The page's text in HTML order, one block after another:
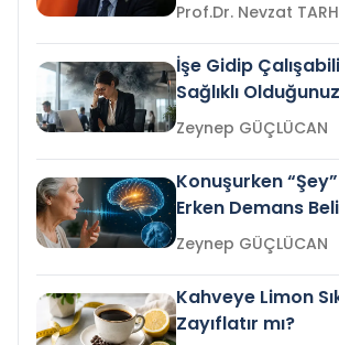
Prof.Dr.
İşe Gidip
Sağlıklı
Gelir mi?Zeynep GÜÇLÜCAN
Konuşurken
Erken Demans
mi?
Zeynep GÜÇLÜCAN
Kahveye Limon
Zayıflatır mı?